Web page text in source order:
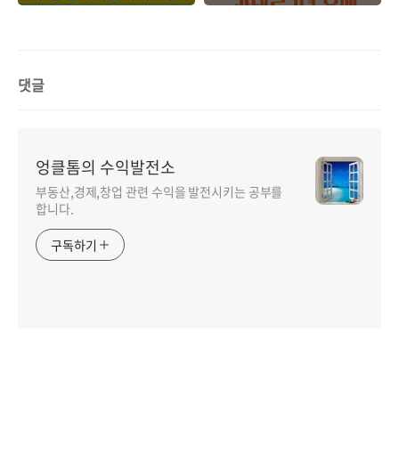
댓글
엉클톰의 수익발전소
부동산,경제,창업 관련 수익을 발전시키는 공부를
합니다.
구독하기